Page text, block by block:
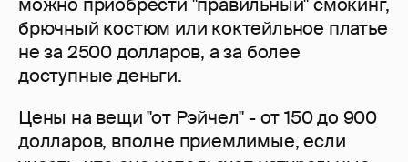
можно приобрести "правильный" смокинг,
брючный костюм или коктейльное платье
не за 2500 долларов, а за более
доступные деньги.
Цены на вещи "от Рэйчел" - от 150 до 900
долларов, вполне приемлимые, если